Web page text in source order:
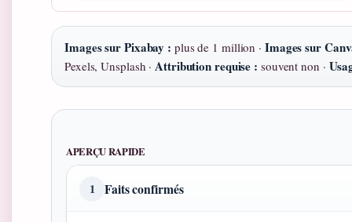
Images sur Pixabay : plus de 1 million · Images sur
Pexels, Unsplash · Attribution requise : souvent non ·
APERÇU RAPIDE
1 Faits confirmés